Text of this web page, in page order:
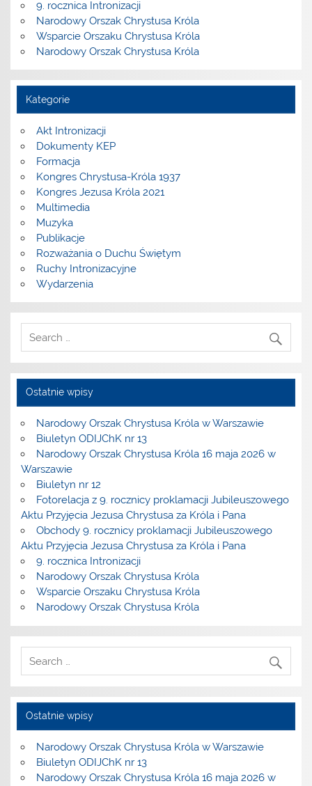
9. rocznica Intronizacji
Narodowy Orszak Chrystusa Króla
Wsparcie Orszaku Chrystusa Króla
Narodowy Orszak Chrystusa Króla
Kategorie
Akt Intronizacji
Dokumenty KEP
Formacja
Kongres Chrystusa-Króla 1937
Kongres Jezusa Króla 2021
Multimedia
Muzyka
Publikacje
Rozważania o Duchu Świętym
Ruchy Intronizacyjne
Wydarzenia
Ostatnie wpisy
Narodowy Orszak Chrystusa Króla w Warszawie
Biuletyn ODIJChK nr 13
Narodowy Orszak Chrystusa Króla 16 maja 2026 w
Warszawie
Biuletyn nr 12
Fotorelacja z 9. rocznicy proklamacji Jubileuszowego
Aktu Przyjęcia Jezusa Chrystusa za Króla i Pana
Obchody 9. rocznicy proklamacji Jubileuszowego
Aktu Przyjęcia Jezusa Chrystusa za Króla i Pana
9. rocznica Intronizacji
Narodowy Orszak Chrystusa Króla
Wsparcie Orszaku Chrystusa Króla
Narodowy Orszak Chrystusa Króla
Ostatnie wpisy
Narodowy Orszak Chrystusa Króla w Warszawie
Biuletyn ODIJChK nr 13
Narodowy Orszak Chrystusa Króla 16 maja 2026 w